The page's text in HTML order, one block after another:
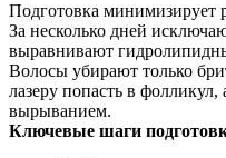
Подготовка минимизирует
За несколько дней
выравнивают
Волосы убирают только
лазеру попасть в
вырыванием.
Ключевые шаги